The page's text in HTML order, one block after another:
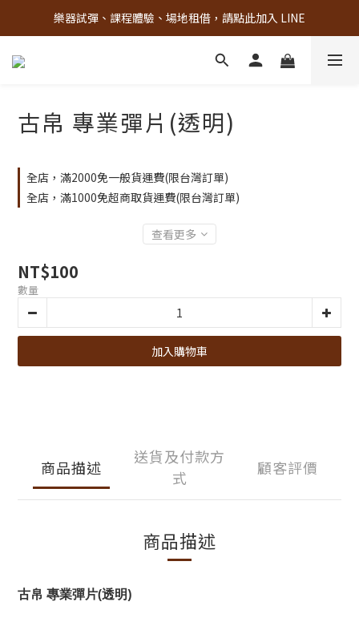
古亭門市 + 先進音樂教室週末假日皆有營業
樂器試彈、課程體驗、場地租借，請點此加入 LINE
古亭門市 + 先進音樂教室週末假日皆有營業
古帛 專業彈片(透明)
全店，滿2000免一般貨運費(限台灣訂單)
全店，滿1000免超商取貨運費(限台灣訂單)
查看更多
NT$100
數量
加入購物車
商品描述
送貨及付款方
式
顧客評價
商品描述
古帛 專業彈片(透明)